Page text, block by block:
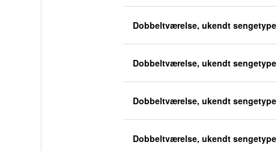
Dobbeltværelse, ukendt sengetype
Dobbeltværelse, ukendt sengetype
Dobbeltværelse, ukendt sengetype
Dobbeltværelse, ukendt sengetype